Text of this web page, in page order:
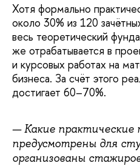
Хотя формально
около 30% из 120
весь теоретический
же отрабатывается в
и курсовых работах на
бизнеса. За счёт этого
достигает 60–70%.
— Какие практические
предусмотрены для
организованы